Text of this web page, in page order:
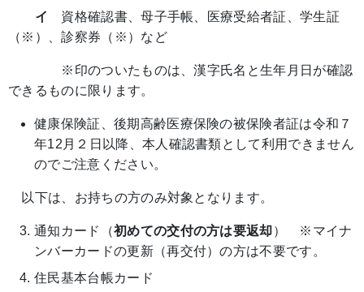
イ
資格確認書、母子手帳、医療受給者証、学生証
（※）、診察券（※）など
※印のついたものは、漢字氏名と生年月日が確認
できるものに限ります。
健康保険証、後期高齢医療保険の被保険者証は令和７
年12月２日以降、本人確認書類として利用できません
のでご注意ください。
以下は、お持ちの方のみ対象となります。
通知カード（初めての交付の方は要返却） ※マイナ
ンバーカードの更新（再交付）の方は不要です。
住民基本台帳カード